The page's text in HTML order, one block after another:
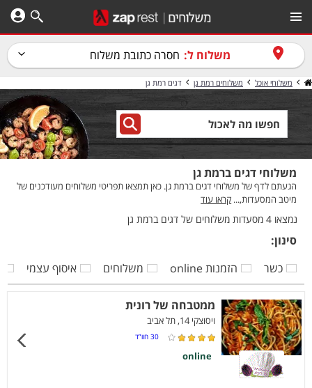
משלוח ל: חסרה כתובת משלוח
משלוחי אוכל משלוחים רמת גן דגים רמת גן
משלוחי דגים ברמת גן
הגעתם לדף של משלוחי דגים ברמת גן. כאן תמצאו תפריטי משלוחים מעודכנים של
מיטב המסעדות,... קראו עוד
נמצאו 4 מסעדות משלוחים של דגים ברמת גן
סינון:
כשר
הזמנות online משלוחים איסוף עצמי
ממטבחה של רונית
ויסוצקי 14, תל אביב
30 חוו”ד
online